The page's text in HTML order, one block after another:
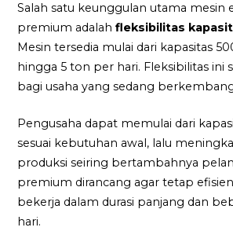
Salah satu keunggulan utama mesin
premium adalahfleksibilitas
Mesin tersedia mulai dari kapasitas
hingga 5 ton per hari. Fleksibilitas ini
bagi usaha yang sedang
Pengusaha dapat memulai dari
sesuai kebutuhan awal, lalu
produksi seiring bertambahnya
premium dirancang agar tetap
bekerja dalam durasi panjang dan
hari.